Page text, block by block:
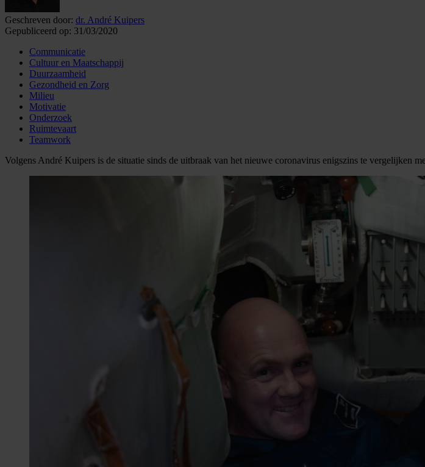
Geschreven door: dr. André Kuipers
Gepubliceerd op: 31/03/2020
Communicatie
Cultuur en Maatschappij
Duurzaamheid
Gezondheid en Zorg
Milieu
Motivatie
Onderzoek
Ruimtevaart
Teamwork
Volgens André Kuipers is de situatie sinds de uitbraak van het nieuwe coronavirus enigszins te vergelijken